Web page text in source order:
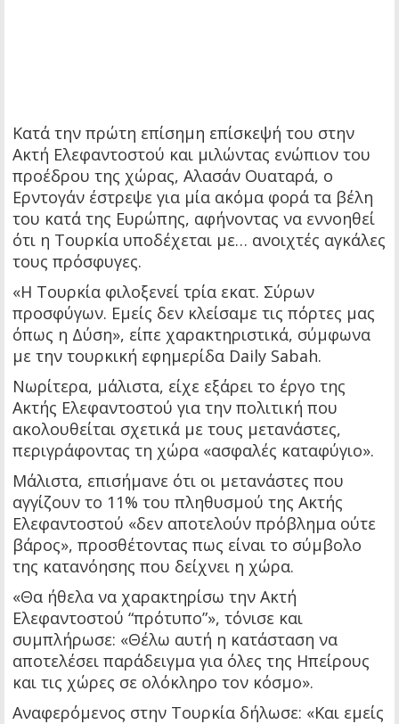
Κατά την πρώτη επίσημη επίσκεψή του στην
Ακτή Ελεφαντοστού και μιλώντας ενώπιον του
προέδρου της χώρας, Αλασάν Ουαταρά, ο
Ερντογάν έστρεψε για μία ακόμα φορά τα βέλη
του κατά της Ευρώπης, αφήνοντας να εννοηθεί
ότι η Τουρκία υποδέχεται με… ανοιχτές αγκάλες
τους πρόσφυγες.
«Η Τουρκία φιλοξενεί τρία εκατ. Σύρων
προσφύγων. Εμείς δεν κλείσαμε τις πόρτες μας
όπως η Δύση», είπε χαρακτηριστικά, σύμφωνα
με την τουρκική εφημερίδα Daily Sabah.
Νωρίτερα, μάλιστα, είχε εξάρει το έργο της
Ακτής Ελεφαντοστού για την πολιτική που
ακολουθείται σχετικά με τους μετανάστες,
περιγράφοντας τη χώρα «ασφαλές καταφύγιο».
Μάλιστα, επισήμανε ότι οι μετανάστες που
αγγίζουν το 11% του πληθυσμού της Ακτής
Ελεφαντοστού «δεν αποτελούν πρόβλημα ούτε
βάρος», προσθέτοντας πως είναι το σύμβολο
της κατανόησης που δείχνει η χώρα.
«Θα ήθελα να χαρακτηρίσω την Ακτή
Ελεφαντοστού “πρότυπο”», τόνισε και
συμπλήρωσε: «Θέλω αυτή η κατάσταση να
αποτελέσει παράδειγμα για όλες της Ηπείρους
και τις χώρες σε ολόκληρο τον κόσμο».
Αναφερόμενος στην Τουρκία δήλωσε: «Και εμείς